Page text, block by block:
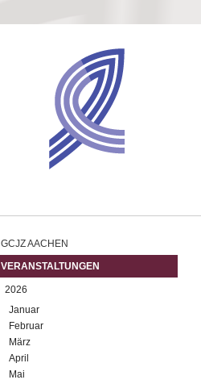
GCJZ AACHEN
VERANSTALTUNGEN
2026
Januar
Februar
März
April
Mai